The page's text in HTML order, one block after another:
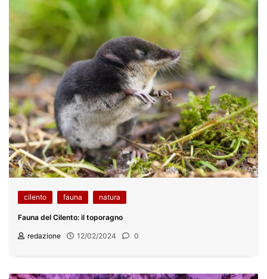
cilento fauna natura
Fauna del Cilento: il toporagno
redazione 12/02/2024 0